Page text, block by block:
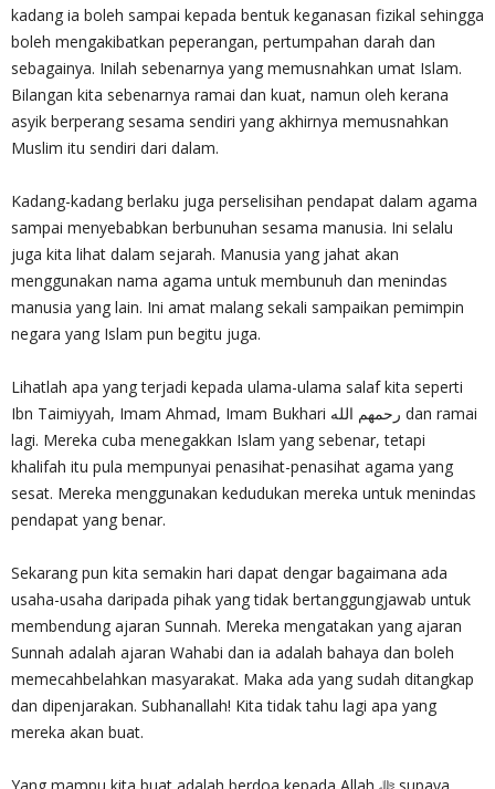
kadang ia boleh sampai kepada bentuk keganasan fizikal sehingga
boleh mengakibatkan peperangan, pertumpahan darah dan
sebagainya. Inilah sebenarnya yang memusnahkan umat Islam.
Bilangan kita sebenarnya ramai dan kuat, namun oleh kerana
asyik berperang sesama sendiri yang akhirnya memusnahkan
Muslim itu sendiri dari dalam.
Kadang-kadang berlaku juga perselisihan pendapat dalam agama
sampai menyebabkan berbunuhan sesama manusia. Ini selalu
juga kita lihat dalam sejarah. Manusia yang jahat akan
menggunakan nama agama untuk membunuh dan menindas
manusia yang lain. Ini amat malang sekali sampaikan pemimpin
negara yang Islam pun begitu juga.
Lihatlah apa yang terjadi kepada ulama-ulama salaf kita seperti
Ibn Taimiyyah, Imam Ahmad, Imam Bukhari رحمهم الله dan ramai
lagi. Mereka cuba menegakkan Islam yang sebenar, tetapi
khalifah itu pula mempunyai penasihat-penasihat agama yang
sesat. Mereka menggunakan kedudukan mereka untuk menindas
pendapat yang benar.
Sekarang pun kita semakin hari dapat dengar bagaimana ada
usaha-usaha daripada pihak yang tidak bertanggungjawab untuk
membendung ajaran Sunnah. Mereka mengatakan yang ajaran
Sunnah adalah ajaran Wahabi dan ia adalah bahaya dan boleh
memecahbelahkan masyarakat. Maka ada yang sudah ditangkap
dan dipenjarakan. Subhanallah! Kita tidak tahu lagi apa yang
mereka akan buat.